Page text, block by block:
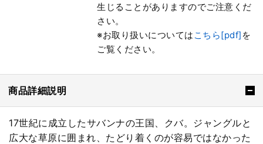
生じることがありますのでご注意くだ
さい。
※お取り扱いについては こちら[pdf] を
ご覧ください。
商品詳細説明
17世紀に成立したサバンナの王国、クバ。ジャングルと
広大な草原に囲まれ、たどり着くのが容易ではなかった